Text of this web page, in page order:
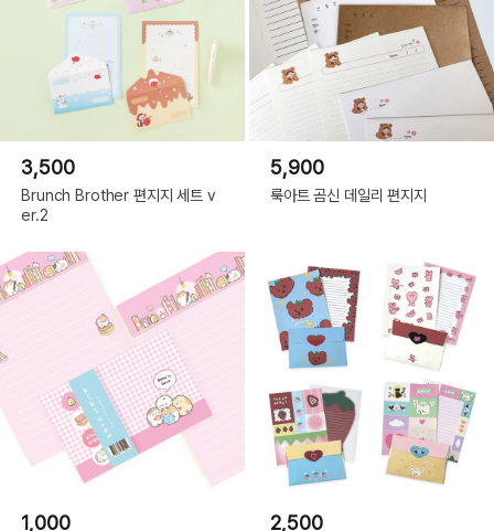
3,500
Brunch Brother 편지지 세트 v
er.2
5,900
룩아트 곰신 데일리 편지지
1,000 2,500